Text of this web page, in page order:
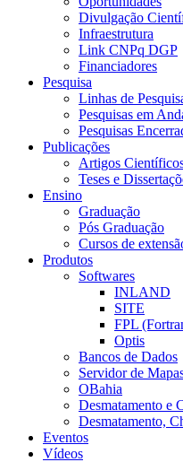
Divulgação
Infraestrutura
Link CNPq DGP
Financiadores
Pesquisa
Linhas de
Pesquisas em
Pesquisas
Publicações
Artigos
Teses e
Ensino
Graduação
Pós Graduação
Cursos de
Produtos
Softwares
INLAND
SITE
FPL
Optis
Bancos de Dados
Servidor de
OBahia
Desmatamento e
Desmatamento,
Eventos
Vídeos